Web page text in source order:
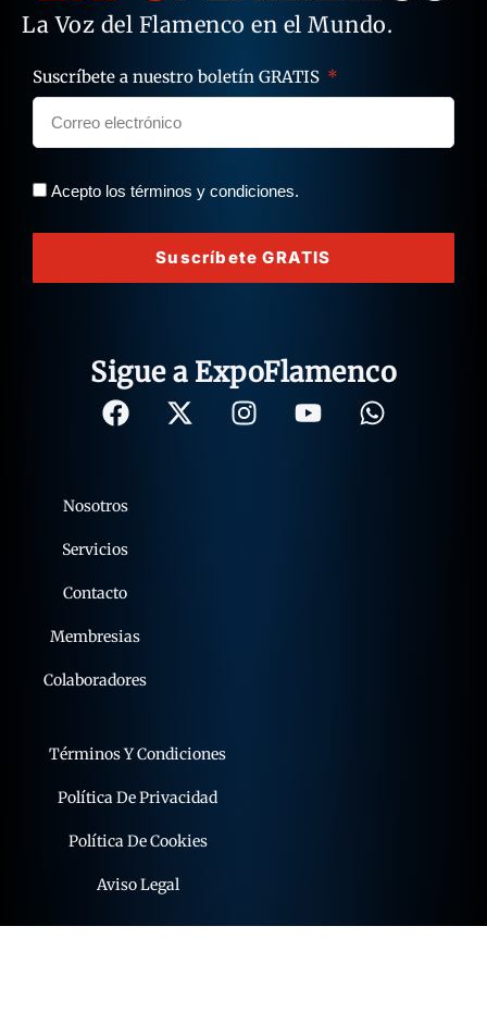
La Voz del Flamenco en el Mundo.
Suscríbete a nuestro boletín GRATIS
Acepto los términos y condiciones.
Suscríbete GRATIS
Sigue a ExpoFlamenco
Términos Y Condiciones
Política De Privacidad
Política De Cookies
Aviso Legal
Nosotros
Servicios
Contacto
Membresias
Colaboradores